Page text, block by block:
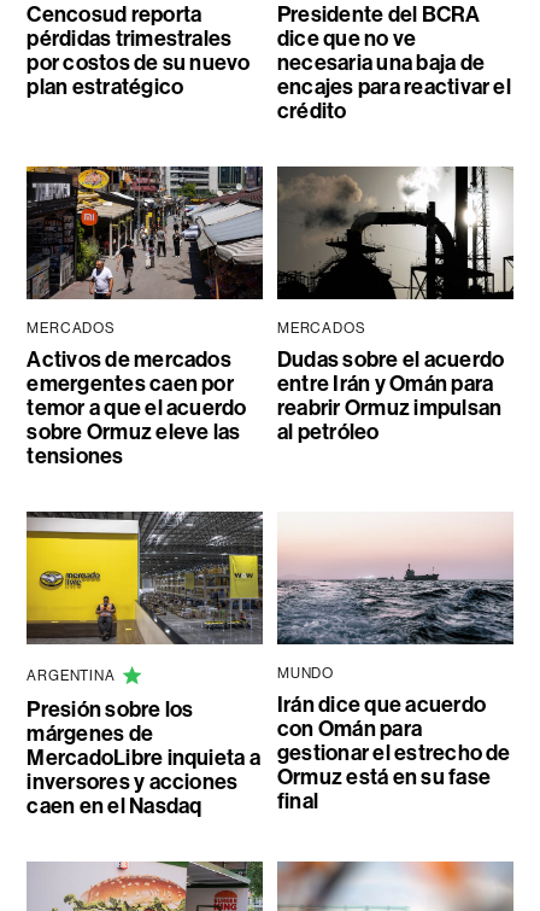
Cencosud reporta
pérdidas trimestrales
por costos de su nuevo
plan estratégico
Presidente del BCRA
dice que no ve
necesaria una baja de
encajes para reactivar el
crédito
MERCADOS
Activos de mercados
emergentes caen por
temor a que el acuerdo
sobre Ormuz eleve las
tensiones
MERCADOS
Dudas sobre el acuerdo
entre Irán y Omán para
reabrir Ormuz impulsan
al petróleo
ARGENTINA
Presión sobre los
márgenes de
MercadoLibre inquieta a
inversores y acciones
caen en el Nasdaq
MUNDO
Irán dice que acuerdo
con Omán para
gestionar el estrecho de
Ormuz está en su fase
final